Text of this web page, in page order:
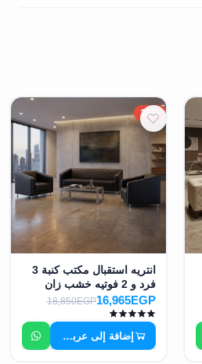
10%
انتريه استقبال مكتب كنبة 3
فرد و 2 فوتيه خشب زان
احمر MS-7817
16,965EGP
18,850EGP
إضافة إلى عربة التسوق